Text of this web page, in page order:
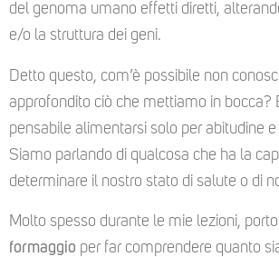
del genoma umano effetti diretti,
e/o la struttura dei geni.
Detto questo, com’è possibile non
approfondito ciò che mettiamo in bocca?
pensabile alimentarsi solo per abitudine
Siamo parlando di qualcosa che ha la
determinare il nostro stato di salute o di
Molto spesso durante le mie lezioni,
formaggio per far comprendere quanto